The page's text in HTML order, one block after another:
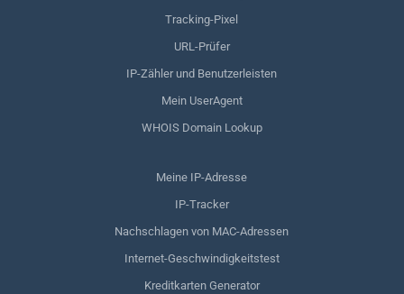
Tracking-Pixel
URL-Prüfer
IP-Zähler und Benutzerleisten
Mein UserAgent
WHOIS Domain Lookup
Meine IP-Adresse
IP-Tracker
Nachschlagen von MAC-Adressen
Internet-Geschwindigkeitstest
Kreditkarten Generator